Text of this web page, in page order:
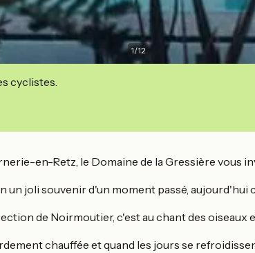
1/12
cyclistes.
en-Retz, le Domaine de la Gressière
un joli souvenir d'un moment passé, aujourd'hui
de Noirmoutier, c'est au chant des
chauffée et quand les jours se